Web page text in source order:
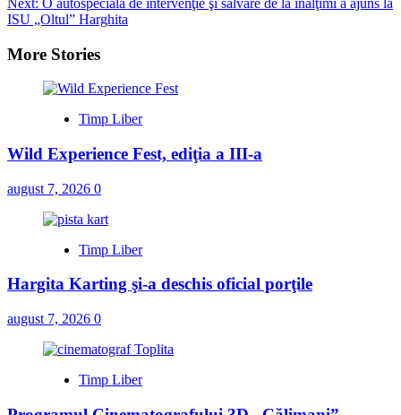
ISU „Oltul” Harghita
More Stories
Timp Liber
Wild Experience Fest, ediţia a III-a
august 7, 2026 0
Timp Liber
Hargita Karting şi-a deschis oficial porţile
august 7, 2026 0
Timp Liber